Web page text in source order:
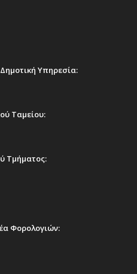
Υπηρεσία:
Ταμείου:
Τμήματος:
Φορολογιών: